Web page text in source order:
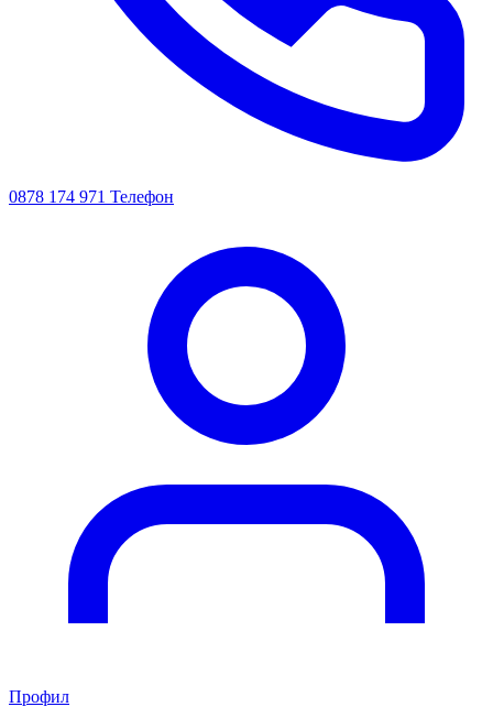
0878 174 971 Телефон
Профил